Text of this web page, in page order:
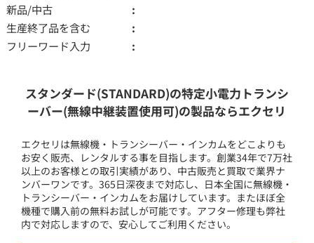
新品/中古
生産終了品を含む
フリーワード入力
スタンダード(STANDARD)の特定小電力トランシ
ーバー(無線中継装置使用可)の製品ならエクセリ
エクセリは無線機・トランシーバー・インカムをどこよりも
お安く販売、レンタルする事を目指します。創業34年で7万社
以上のお客様との取引実績があり、中古販売と買取で業界ナ
ンバーワンです。365日深夜まで対応し、日本全国に無線機・
トランシーバー・インカムをお届けしています。またほぼ全
機種で購入前の無料お試しが可能です。アフター修理も弊社
内で対応しますので、安心してご利用ください。